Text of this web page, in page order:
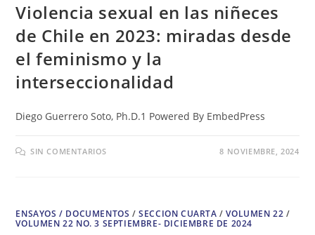
Violencia sexual en las niñeces
de Chile en 2023: miradas desde
el feminismo y la
interseccionalidad
Diego Guerrero Soto, Ph.D.1 Powered By EmbedPress
SIN COMENTARIOS 8 NOVIEMBRE, 2024
ENSAYOS / DOCUMENTOS /SECCION CUARTA /VOLUMEN 22 /
VOLUMEN 22 NO. 3 SEPTIEMBRE- DICIEMBRE DE 2024